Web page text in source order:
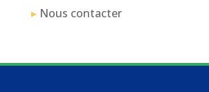
▸ Nous contacter